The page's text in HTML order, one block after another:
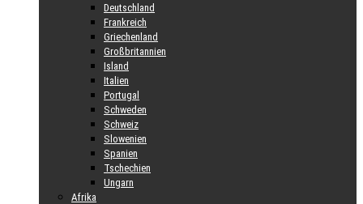
Deutschland
Frankreich
Griechenland
Großbritannien
Island
Italien
Portugal
Schweden
Schweiz
Slowenien
Spanien
Tschechien
Ungarn
Afrika